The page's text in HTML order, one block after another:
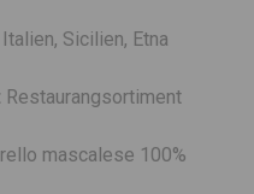
Italien, Sicilien, Etna
Restaurangsortiment
mascalese 100%